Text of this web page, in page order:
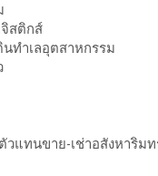
สติกส์
ทำเลอุตสาหกรรม
ตัวแทนขาย-เช่าอสังหาริม